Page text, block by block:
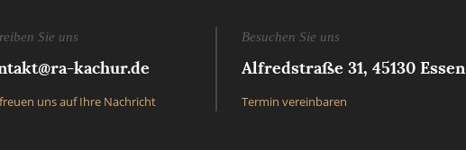
Sie uns
kachur.de
uns auf Ihre Nachricht
Besuchen Sie uns
Alfredstraße 31, 45130 Essen
Termin vereinbaren